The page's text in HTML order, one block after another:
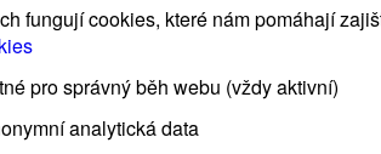
Co je to Dárek pro život?
fungují cookies, které nám pomáhají
pro správný běh webu (vždy aktivní)
analytická data